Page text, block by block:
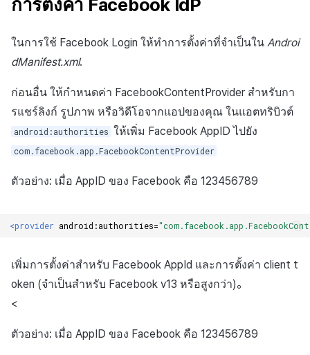
การตั้งค่า Facebook IdP
ในการใช้ Facebook Login ให้ทำการตั้งค่าที่จำเป็นใน Androi
dManifest.xml.
ก่อนอื่น ให้กำหนดค่า FacebookContentProvider สำหรับกา
รแชร์ลิงก์ รูปภาพ หรือวิดีโอจากแอปของคุณ ในแอตทริบิวต์
android:authorities ให้เพิ่ม Facebook AppID ไปยัง
com.facebook.app.FacebookContentProvider
ตัวอย่าง: เมื่อ AppID ของ Facebook คือ 123456789
<provider android:authorities=
เพิ่มการตั้งค่าสำหรับ Facebook AppId และการตั้งค่า client t
oken (จำเป็นสำหรับ Facebook v13 หรือสูงกว่า)。
<
ตัวอย่าง: เมื่อ AppID ของ Facebook คือ 123456789